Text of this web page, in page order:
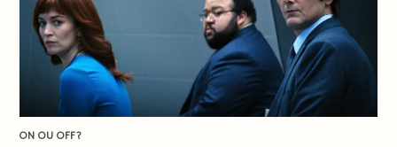
ON OU OFF?